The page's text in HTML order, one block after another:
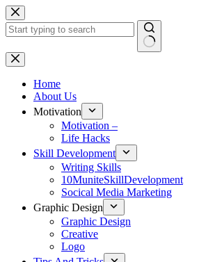
Skip
to
content
No
results
Home
About Us
Motivation
Motivation –
Life Hacks
Skill Development
Writing Skills
10MuniteSkillDevelopment
Socical Media Marketing
Graphic Design
Graphic Design
Creative
Logo